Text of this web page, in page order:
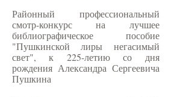
Районный профессиональный
смотр-конкурс на лучшее
библиографическое пособие
"Пушкинской лиры негасимый
свет", к 225-летию со дня
рождения Александра Сергеевича
Пушкина